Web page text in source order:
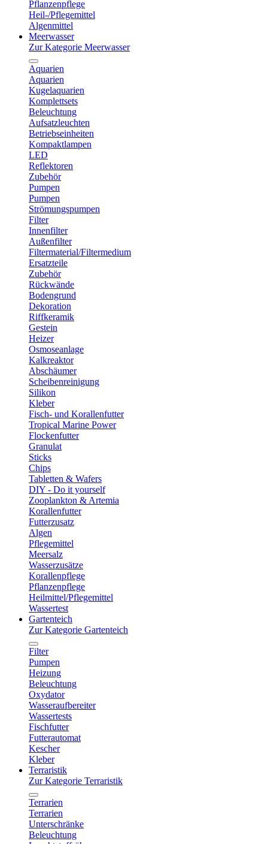
Pflanzenpflege
Heil-/Pflegemittel
Algenmittel
Meerwasser
Zur Kategorie Meerwasser
Aquarien
Aquarien
Kugelaquarien
Komplettsets
Beleuchtung
Aufsatzleuchten
Betriebseinheiten
Kompaktlampen
LED
Reflektoren
Zubehör
Pumpen
Pumpen
Strömungspumpen
Filter
Innenfilter
Außenfilter
Filtermaterial/Filtermedium
Ersatzteile
Zubehör
Rückwände
Bodengrund
Dekoration
Riffkeramik
Gestein
Heizer
Osmoseanlage
Kalkreaktor
Abschäumer
Scheibenreinigung
Silikon
Kleber
Fisch- und Korallenfutter
Tropical Marine Power
Flockenfutter
Granulat
Sticks
Chips
Tabletten & Wafers
DIY - Do it yourself
Zooplankton & Artemia
Korallenfutter
Futterzusatz
Algen
Pflegemittel
Meersalz
Wasserzusätze
Korallenpflege
Pflanzenpflege
Heilmittel/Pflegemittel
Wassertest
Gartenteich
Zur Kategorie Gartenteich
Filter
Pumpen
Heizung
Beleuchtung
Oxydator
Wasseraufbereiter
Wassertests
Fischfutter
Futterautomat
Kescher
Kleber
Terraristik
Zur Kategorie Terraristik
Terrarien
Terrarien
Unterschränke
Beleuchtung